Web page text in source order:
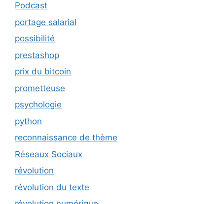
Podcast
portage salarial
possibilité
prestashop
prix du bitcoin
prometteuse
psychologie
python
reconnaissance de thème
Réseaux Sociaux
révolution
révolution du texte